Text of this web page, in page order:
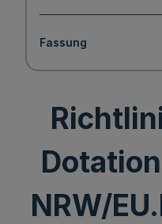
Fassung
NRW/